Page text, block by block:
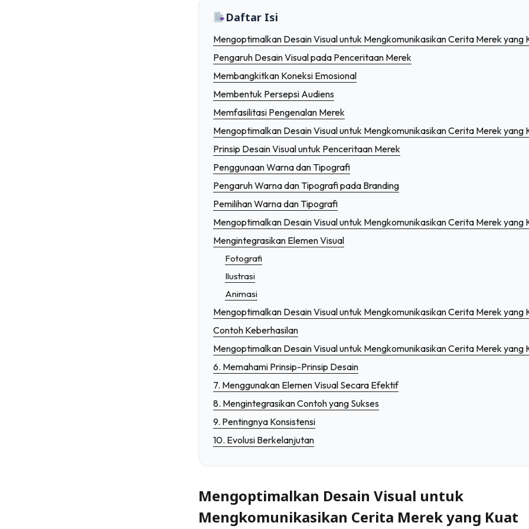
Kesenjangan Digital di Wilayah Pedesaan: Apa Penyebab dan Solusinya?
Identitas vs. Jejak Digital: Memahami Perbedaan dan Dampaknya
Daftar Isi
Mengoptimalkan Desain Visual untuk Mengkomunikasikan Cerita Merek yang
Pengaruh Desain Visual pada Penceritaan Merek
Membangkitkan Koneksi Emosional
Membentuk Persepsi Audiens
Memfasilitasi Pengenalan Merek
Mengoptimalkan Desain Visual untuk Mengkomunikasikan Cerita Merek yang
Prinsip Desain Visual untuk Penceritaan Merek
Penggunaan Warna dan Tipografi
Pengaruh Warna dan Tipografi pada Branding
Pemilihan Warna dan Tipografi
Mengoptimalkan Desain Visual untuk Mengkomunikasikan Cerita Merek yang
Mengintegrasikan Elemen Visual
Fotografi
Ilustrasi
Animasi
Mengoptimalkan Desain Visual untuk Mengkomunikasikan Cerita Merek yang
Contoh Keberhasilan
Mengoptimalkan Desain Visual untuk Mengkomunikasikan Cerita Merek yang
6. Memahami Prinsip-Prinsip Desain
7. Menggunakan Elemen Visual Secara Efektif
8. Mengintegrasikan Contoh yang Sukses
9. Pentingnya Konsistensi
10. Evolusi Berkelanjutan
Mengoptimalkan Desain Visual untuk
Mengkomunikasikan Cerita Merek yang Kuat